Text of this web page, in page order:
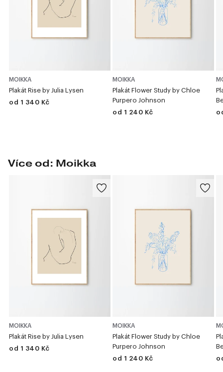
MOIKKA
Plakát Rise by Julia Lysen
od 1 340 Kč
MOIKKA
Plakát Flower Study by Chloe
Purpero Johnson
od 1 240 Kč
Více od: Moikka
MOIKKA
Plakát Rise by Julia Lysen
od 1 340 Kč
MOIKKA
Plakát Flower Study by Chloe
Purpero Johnson
od 1 240 Kč